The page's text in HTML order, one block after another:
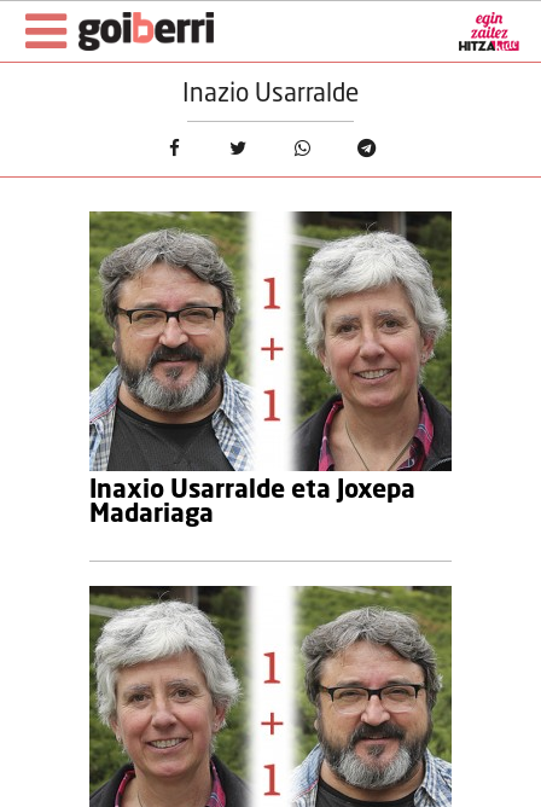
Inazio Usarralde
Inaxio Usarralde eta Joxepa
Madariaga